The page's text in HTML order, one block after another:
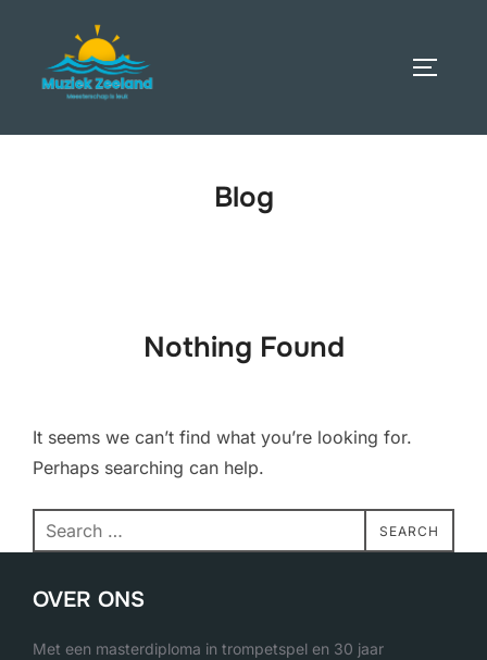
content
Blog
Nothing Found
It seems we can’t find what you’re looking for.
Perhaps searching can help.
Search
for:
SEARCH
OVER ONS
Met een masterdiploma in trompetspel en 30 jaar